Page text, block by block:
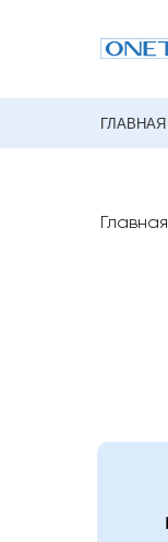
ГЛАВНАЯ
Главная